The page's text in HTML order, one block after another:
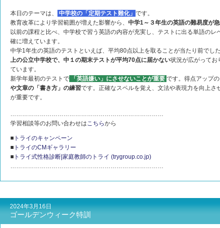
本日のテーマは、 中学校の「定期テスト難化」 です。
教育改革により学習範囲が増えた影響から、 中学1～３年生の英語の難易度が
以前の課程と比べ、中学校で習う英語の内容が充実し、テストに出る単語の
確に増えています。
中学1年生の英語のテストといえば、平均80点以上を取ることが当たり前でし
上の公立中学校で、中１の期末テストが平均70点に届かない状況が広がってお
ています。
新学年最初のテストで
「英語嫌い」にさせないことが重要 です。得点アップ
や文章の「書き方」の練習です。正確なスペルを覚え、文法や表現力を向上
が重要です。
……………………………………………………………………
学習相談等のお問い合わせはこちらから
■ トライのキャンペーン
■ トライのCMギャラリー
■ トライ式性格診断|家庭教師のトライ (trygroup.co.jp)
……………………………………………………………………
2024年3月16日
ゴールデンウィーク特訓